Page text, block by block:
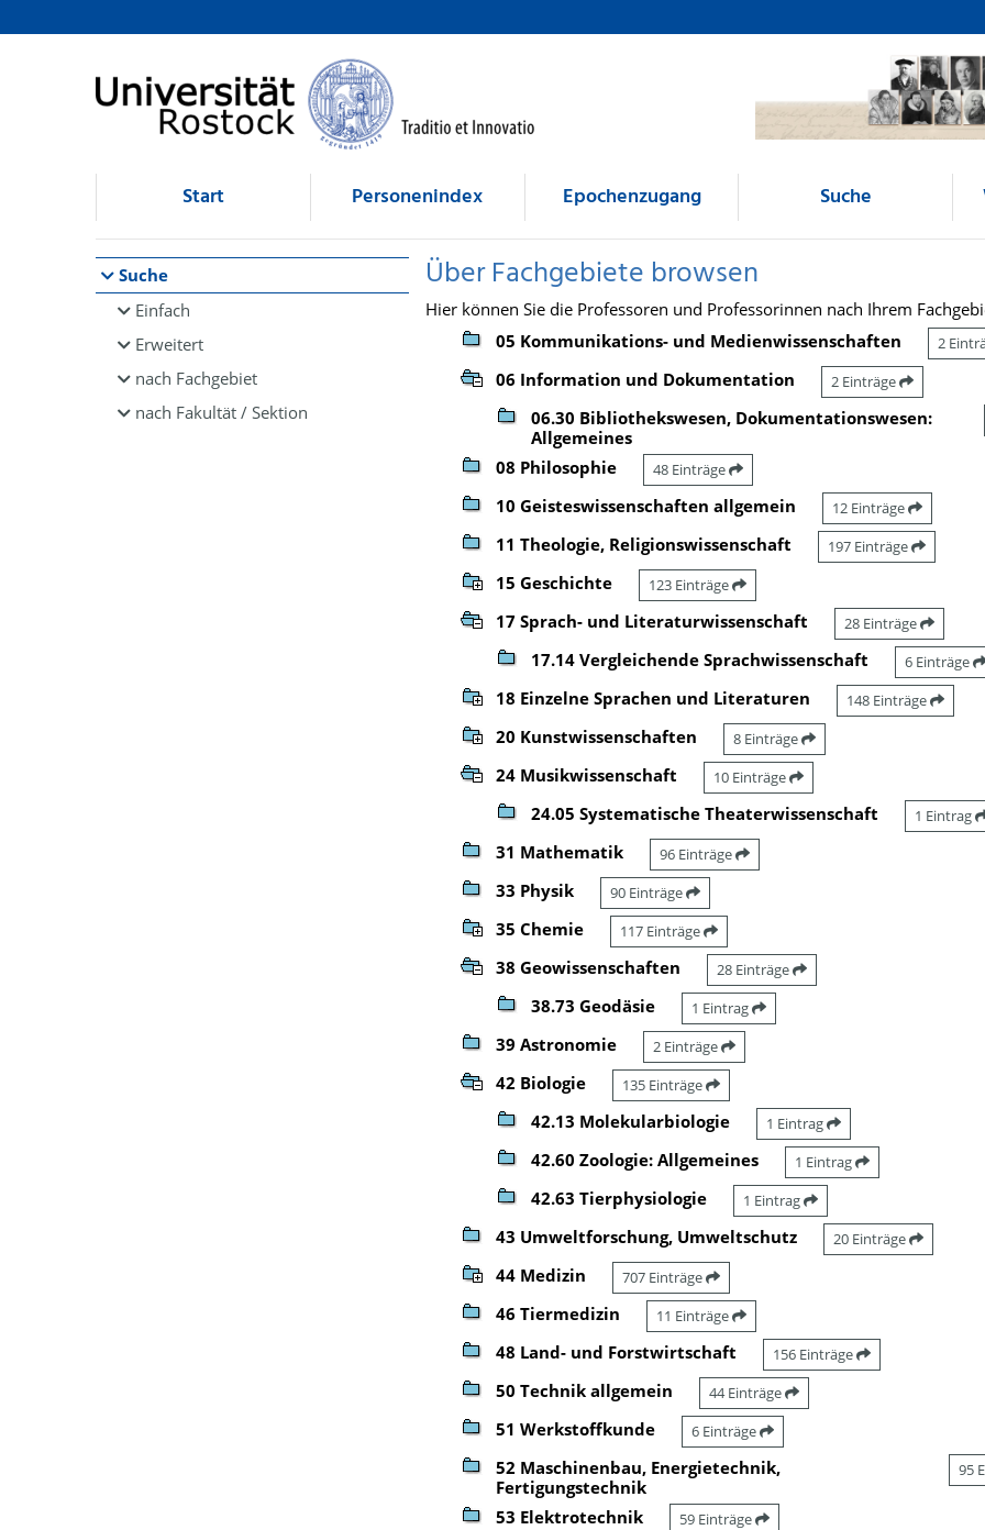
Browsen
direkt zum Inhalt
Start Personenindex Epochenzugang Suche
Suche
Einfach
Erweitert
nach Fachgebiet
nach Fakultät / Sektion
Über Fachgebiete browsen
Hier können Sie die Professoren und Professorinnen nach Ihrem
05 Kommunikations- und Medienwissenschaften
2
06 Information und Dokumentation 2 Einträge
06.30 Bibliothekswesen, Dokumentationswesen:
Allgemeines
08 Philosophie 48 Einträge
10 Geisteswissenschaften allgemein 12 Einträge
11 Theologie, Religionswissenschaft 197 Einträge
15 Geschichte 123 Einträge
17 Sprach- und Literaturwissenschaft 28 Einträge
17.14 Vergleichende Sprachwissenschaft 6 Einträge
18 Einzelne Sprachen und Literaturen 148 Einträge
20 Kunstwissenschaften 8 Einträge
24 Musikwissenschaft 10 Einträge
24.05 Systematische Theaterwissenschaft 1 Eintrag
31 Mathematik 96 Einträge
33 Physik 90 Einträge
35 Chemie 117 Einträge
38 Geowissenschaften 28 Einträge
38.73 Geodäsie 1 Eintrag
39 Astronomie 2 Einträge
42 Biologie 135 Einträge
42.13 Molekularbiologie 1 Eintrag
42.60 Zoologie: Allgemeines 1 Eintrag
42.63 Tierphysiologie 1 Eintrag
43 Umweltforschung, Umweltschutz 20 Einträge
44 Medizin 707 Einträge
46 Tiermedizin 11 Einträge
48 Land- und Forstwirtschaft 156 Einträge
50 Technik allgemein 44 Einträge
51 Werkstoffkunde 6 Einträge
52 Maschinenbau, Energietechnik,
Fertigungstechnik
95
53 Elektrotechnik 59 Einträge